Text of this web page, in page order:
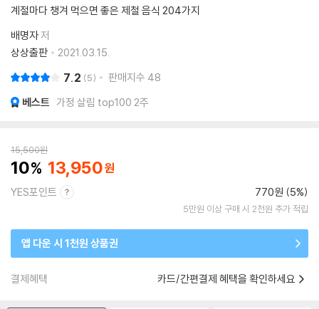
계절마다 챙겨 먹으면 좋은 제철 음식 204가지
배명자저
상상출판
2021.03.15.
7.2 5 판매지수 48
베스트 가정 살림 top100 2주
15,500원
10 13,950
YES포인트 770원 (5%)
5만원 이상 구매 시 2천원 추가 적립
앱 다운 시 1천원 상품권
결제혜택 카드/간편결제 혜택을 확인하세요